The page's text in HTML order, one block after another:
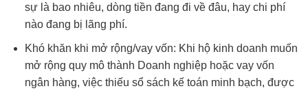
sự là bao nhiêu, dòng tiền đang đi về đâu, hay chi phí
nào đang bị lãng phí.
Khó khăn khi mở rộng/vay vốn: Khi hộ kinh doanh muốn
mở rộng quy mô thành Doanh nghiệp hoặc vay vốn
ngân hàng, việc thiếu sổ sách kế toán minh bạch, được